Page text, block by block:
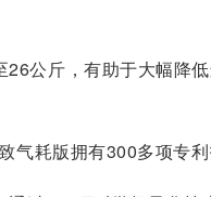
26公斤，有助于大幅降
气耗版拥有300多项专